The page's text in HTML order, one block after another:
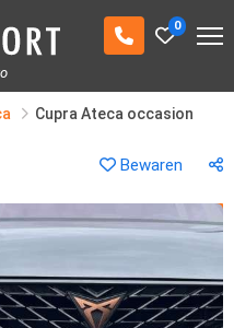
0
Cupra Ateca occasion
Bewaren